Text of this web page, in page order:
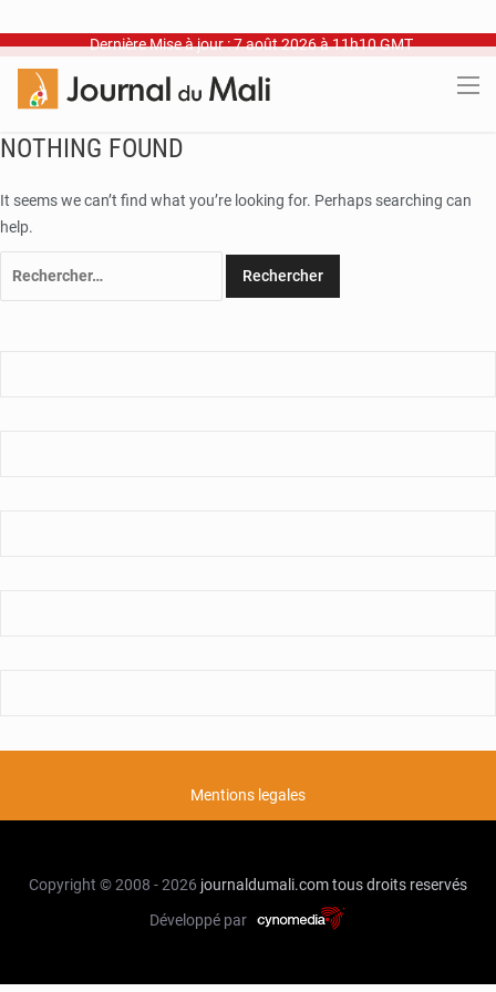
Dernière Mise à jour : 7 août 2026 à 11h10 GMT
NOTHING FOUND
It seems we can’t find what you’re looking for. Perhaps searching can
help.
Mentions legales
Copyright © 2008 - 2026 journaldumali.comtous droits reservés
Développé par